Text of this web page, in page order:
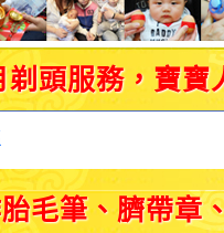
頭服務，寶寶
毛筆、臍帶章